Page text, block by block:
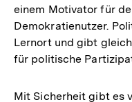
einem Motivator für
Demokratienutzer.
Lernort und gibt
für politische
Mit Sicherheit gibt es